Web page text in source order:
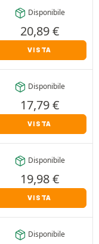
Disponibile
20,89€
VISTA
Disponibile
17,79€
VISTA
Disponibile
19,98€
VISTA
Disponibile